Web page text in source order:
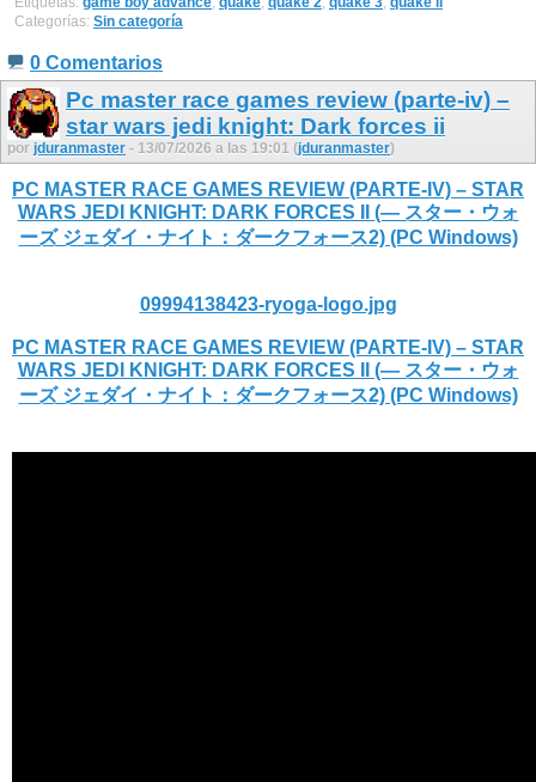
Categorías: Sin categoría
0 Comentarios
Pc master race games review (parte-iv) –
star wars jedi knight: Dark forces ii
por jduranmaster - 13/07/2026 a las 19:01 (jduranmaster)
PC MASTER RACE GAMES REVIEW (PARTE-IV) – STAR
WARS JEDI KNIGHT: DARK FORCES II (— スター・ウォ
ーズ ジェダイ・ナイト：ダークフォース2) (PC Windows)
09994138423-ryoga-logo.jpg
PC MASTER RACE GAMES REVIEW (PARTE-IV) – STAR
WARS JEDI KNIGHT: DARK FORCES II (— スター・ウォ
ーズ ジェダイ・ナイト：ダークフォース2) (PC Windows)